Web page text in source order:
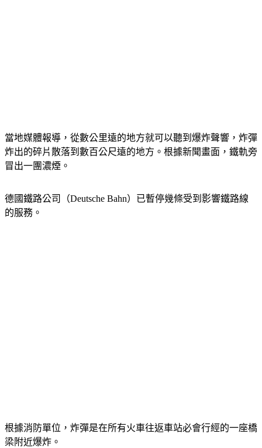
當地媒體報導，從數公里遠的地方就可以聽到爆炸聲響，炸彈
炸出的碎片散落到數百公尺遠的地方。根據新聞畫面，鐵軌旁
冒出一團濃煙。
德國鐵路公司（Deutsche Bahn）已暫停幾條受到影響鐵路線
的服務。
根據消防單位，炸彈是在所有火車往返車站必會行經的一座橋
梁附近爆炸。